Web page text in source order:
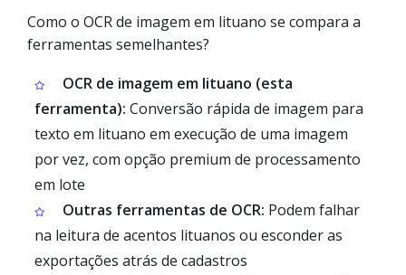
Como o OCR de imagem em lituano se compara a
ferramentas semelhantes?
OCR de imagem em lituano (esta
ferramenta): Conversão rápida de imagem para
texto em lituano em execução de uma imagem
por vez, com opção premium de processamento
em lote
Outras ferramentas de OCR: Podem falhar
na leitura de acentos lituanos ou esconder as
exportações atrás de cadastros